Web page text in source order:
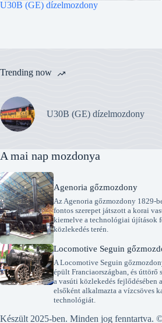
U30B (GE) dízelmozdony
Trending now
U30B (GE) dízelmozdony
A mai nap mozdonya
Agenoria gőzmozdony
Az Agenoria gőzmozdony 1829-
fontos szerepet játszott a korai
kiemelve a technológiai újítások
közlekedés terén.
Locomotive Seguin
A Locomotive Seguin
épült Franciaországban, és úttörő
a vasúti közlekedés fejlődésében
elsőként alkalmazta a vízcsöves
technológiát.
Készült 2025-ben. Minden jog fenntartva.